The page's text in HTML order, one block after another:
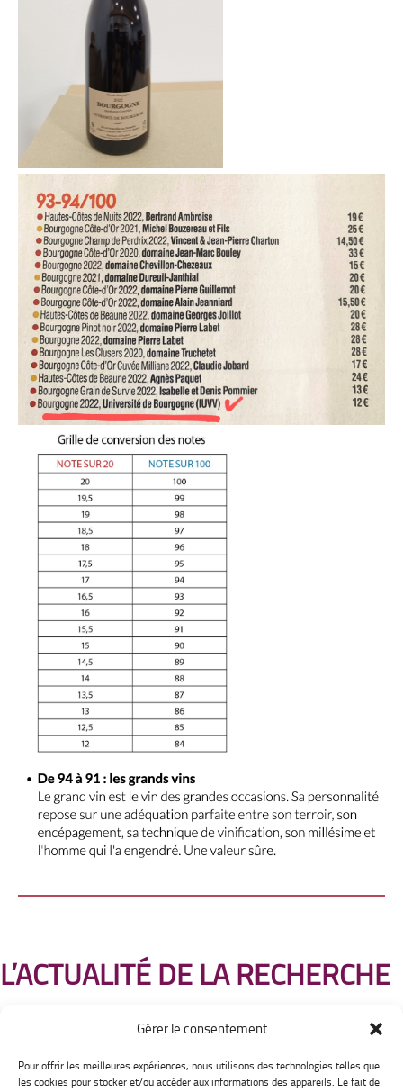
Gérer le consentement
Pour offrir les meilleures expériences, nous utilisons des technologies telles que
les cookies pour stocker et/ou accéder aux informations des appareils. Le fait de
L’ACTUALITÉ DE LA RECHERCHE
Institut Universitaire